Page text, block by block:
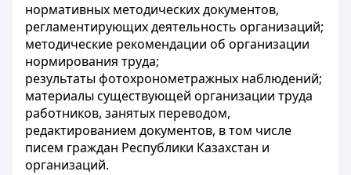
нормативных методических документов,
регламентирующих деятельность организаций;
методические рекомендации об организации
нормирования труда;
результаты фотохронометражных наблюдений;
материалы существующей организации труда
работников, занятых переводом,
редактированием документов, в том числе
писем граждан Республики Казахстан и
организаций.